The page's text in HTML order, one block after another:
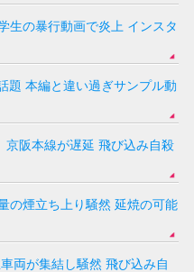
生の暴行動画で炎上 インスタ
題 本編と違い過ぎサンプル動
京阪本線が遅延 飛び込み自殺
の煙立ち上り騒然 延焼の可能
両が集結し騒然 飛び込み自